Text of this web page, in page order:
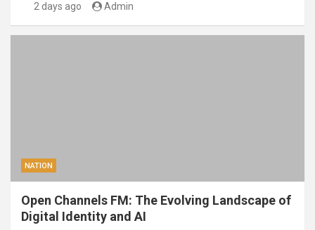
2 days ago Admin
NATION
Open Channels FM: The Evolving Landscape of
Digital Identity and AI